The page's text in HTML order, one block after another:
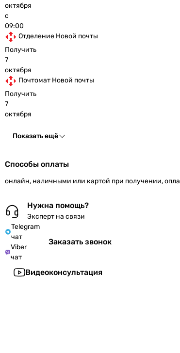
октября
с
09:00
Отделение Новой почты
Получить
7
октября
Почтомат Новой почты
Получить
7
октября
Показать ещё
Способы оплаты
онлайн, наличными или картой при получении,
Нужна помощь?
Эксперт на связи
Telegram
чат
Viber
чат
Заказать звонок
Видеоконсультация